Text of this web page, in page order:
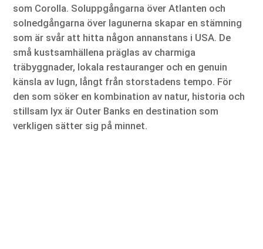
som Corolla. Soluppgångarna över Atlanten och
solnedgångarna över lagunerna skapar en stämning
som är svår att hitta någon annanstans i USA. De
små kustsamhällena präglas av charmiga
träbyggnader, lokala restauranger och en genuin
känsla av lugn, långt från storstadens tempo. För
den som söker en kombination av natur, historia och
stillsam lyx är Outer Banks en destination som
verkligen sätter sig på minnet.